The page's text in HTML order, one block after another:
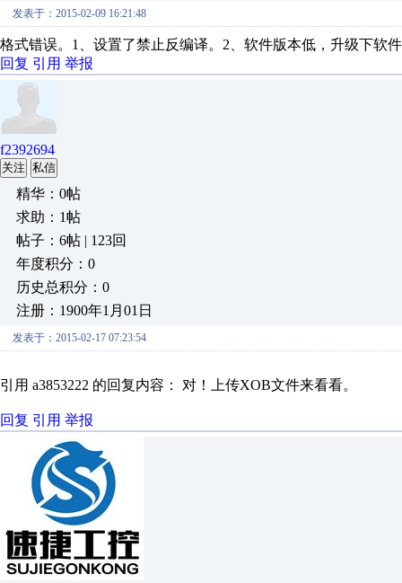
发表于：2015-02-09 16:21:48
格式错误。1、设置了禁止反编译。2、软件版本低，升级下软
回复 引用 举报
f2392694
关注 私信
精华：0帖
求助：1帖
帖子：6帖 | 123回
年度积分：0
历史总积分：0
注册：1900年1月01日
发表于：2015-02-17 07:23:54
引用 a3853222 的回复内容： 对！上传XOB文件来看看。
回复 引用 举报